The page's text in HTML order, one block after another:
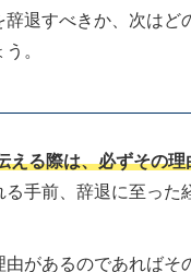
退すべきか、次はど
。
える際は、必ずその
手前、辞退に至った
があるのであればそ